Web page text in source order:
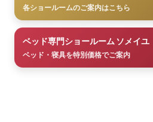
各ショールームのご案内はこちら
ベッド専門ショールーム ソメイユ
ベッド・寝具を特別価格でご案内